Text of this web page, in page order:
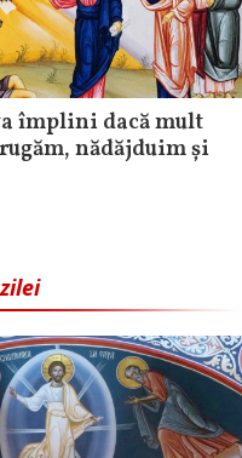
împlini dacă mult
nădăjduim și